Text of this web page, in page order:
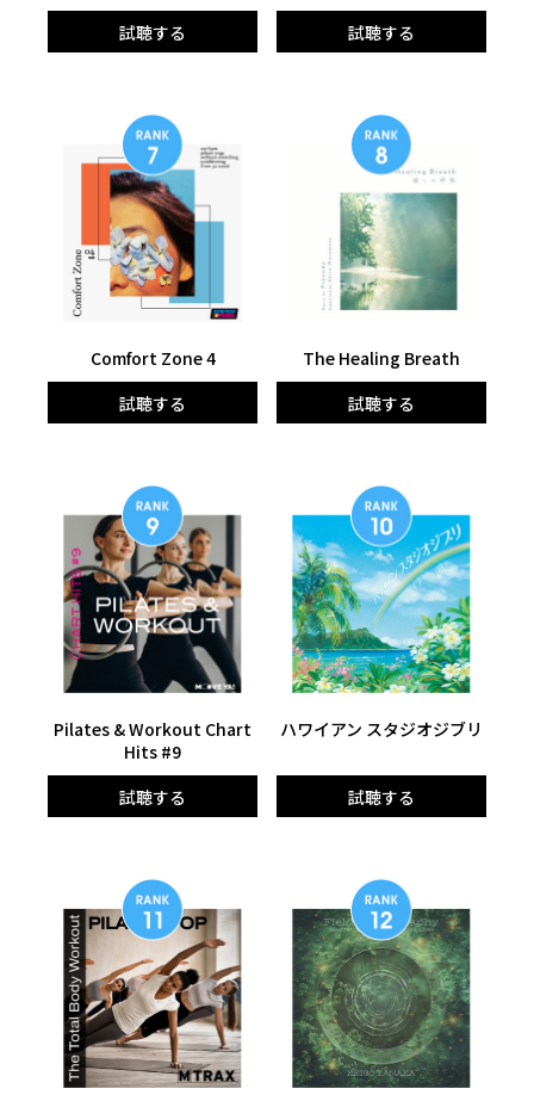
試聴する
試聴する
Comfort Zone 4
試聴する
The Healing Breath
試聴する
Pilates & Workout Chart
Hits #9
試聴する
ハワイアン スタジオジブリ
試聴する